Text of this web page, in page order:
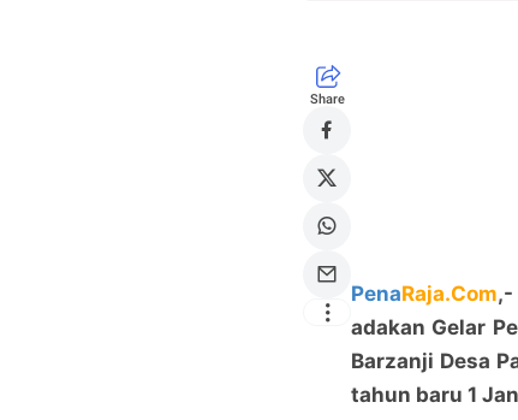
Share
PenaRaja.Com,-
adakan Gelar
Barzanji Desa
tahun baru 1